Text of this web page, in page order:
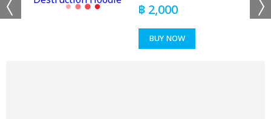
฿ 2,000
BUY NOW